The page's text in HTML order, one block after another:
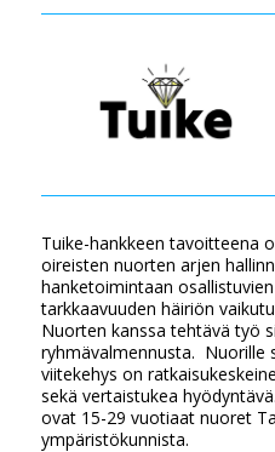
Tuike-hankkeen tavoitteena
oireisten nuorten arjen
hanketoimintaan
tarkkaavuuden häiriön
Nuorten kanssa tehtävä työ
ryhmävalmennusta. Nuorille
viitekehys on
sekä vertaistukea
ovat 15-29 vuotiaat nuoret
ympäristökunnista.